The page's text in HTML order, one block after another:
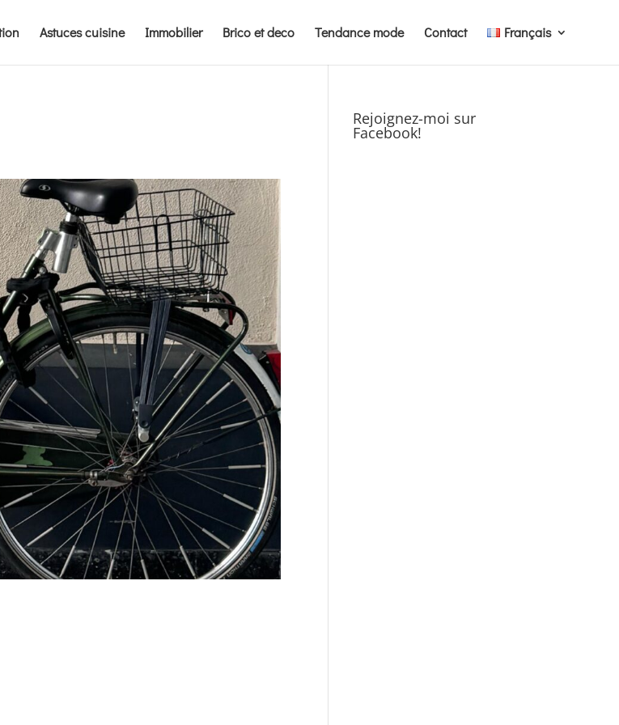
Astuces cuisine Immobilier Brico et deco Tendance mode Contact Français
Rejoignez-moi sur
Facebook!